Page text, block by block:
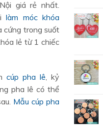
₫.
giá rẻ nhất.
làm móc khóa
cứng trong suốt
lẻ từ 1 chiếc
cúp pha lê , kỷ
pha lê có thể
Mẫu cúp pha